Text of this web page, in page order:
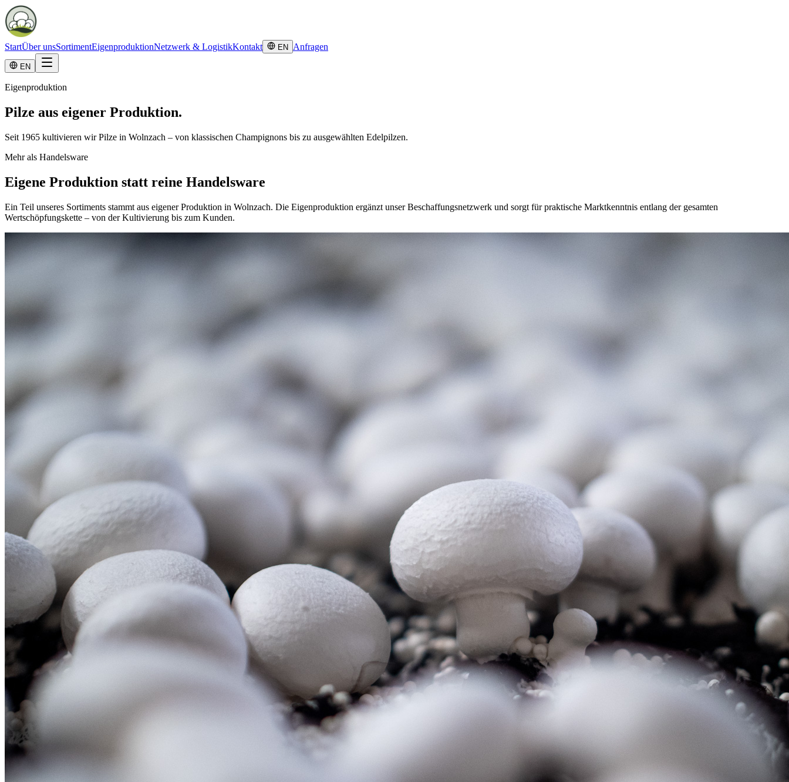
StartÜber unsSortimentEigenproduktionNetzwerk & LogistikKontakt EN Anfragen
EN
Eigenproduktion
Pilze aus eigener Produktion.
Seit 1965 kultivieren wir Pilze in Wolnzach – von klassischen Champignons bis zu ausgewählten Edelpilzen.
Mehr als Handelsware
Eigene Produktion statt reine Handelsware
Ein Teil unseres Sortiments stammt aus eigener Produktion in Wolnzach. Die Eigenproduktion ergänzt unser Beschaffungsnetzwerk und sorgt für praktische Marktkenntnis entlang der gesamten
Wertschöpfungskette – von der Kultivierung bis zum Kunden.